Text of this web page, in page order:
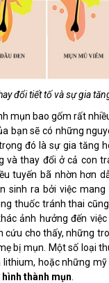
đổi tiết tố và sự gia
mụn bao gốm rất
bạn sẽ có những
đó là sự gia tăng
và thay đổi ở cả con
tuyến bã nhờn hơn
sinh ra bởi việc
thuốc tránh thai
ảnh hưởng đến
cứu cho thấy, những
bị mụn. Một số loại
hoặc những
thành mụn